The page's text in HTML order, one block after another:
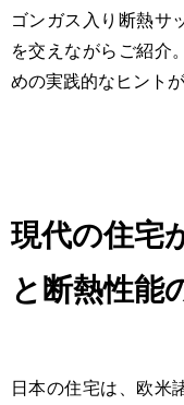
ゴンガス入り断熱サ
を交えながらご紹介
めの実践的なヒントが
現代の住宅
と断熱性能
日本の住宅は、欧米